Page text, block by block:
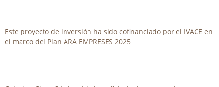
Este proyecto de inversión ha sido cofinanciado por el IVACE en
el marco del Plan ARA EMPRESES 2025